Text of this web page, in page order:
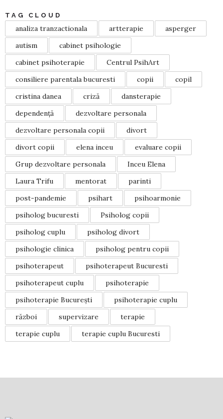
TAG CLOUD
analiza tranzactionala artterapie
asperger
autism
cabinet psihologie
cabinet psihoterapie
Centrul PsihArt
consiliere parentala bucuresti
copii
copil
cristina danea
criză
dansterapie
dependență
dezvoltare personala
dezvoltare personala copii
divort
divort copii
elena inceu
evaluare copii
Grup dezvoltare personala
Inceu Elena
Laura Trifu
mentorat
parinti
post-pandemie
psihart
psihoarmonie
psiholog bucuresti
Psiholog copii
psiholog cuplu
psiholog divort
psihologie clinica
psiholog pentru copii
psihoterapeut
psihoterapeut Bucuresti
psihoterapeut cuplu
psihoterapie
psihoterapie București
psihoterapie cuplu
război
supervizare
terapie
terapie cuplu
terapie cuplu Bucuresti